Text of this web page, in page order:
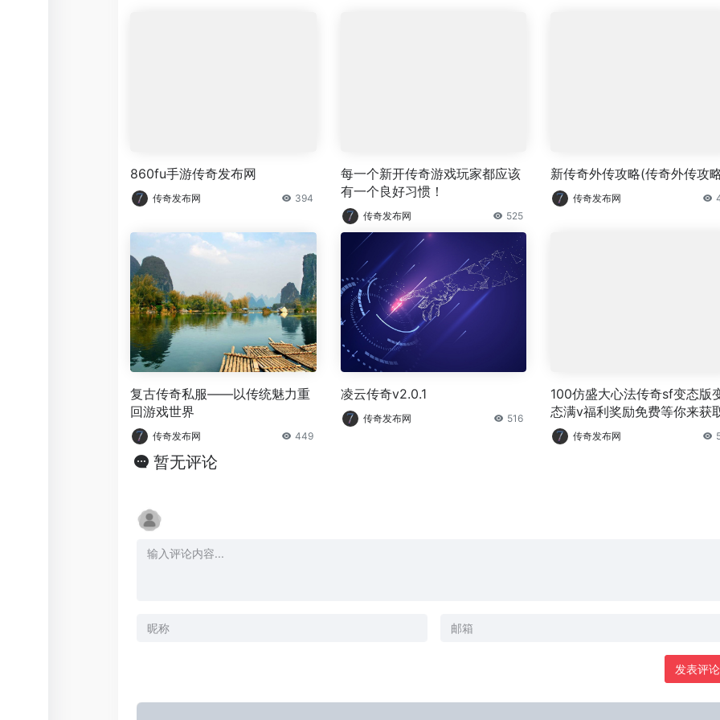
860fu手游传奇发布网
传奇发布网 394
每一个新开传奇游戏玩家都应该
有一个良好习惯！
传奇发布网 525
新传奇外传攻略(传奇外传攻
传奇发布网
复古传奇私服——以传统魅力重
回游戏世界
传奇发布网 449
凌云传奇v2.0.1
传奇发布网 516
100仿盛大心法传奇sf变态版
态满v福利奖励免费等你来获
传奇发布网
暂无评论
发表评论